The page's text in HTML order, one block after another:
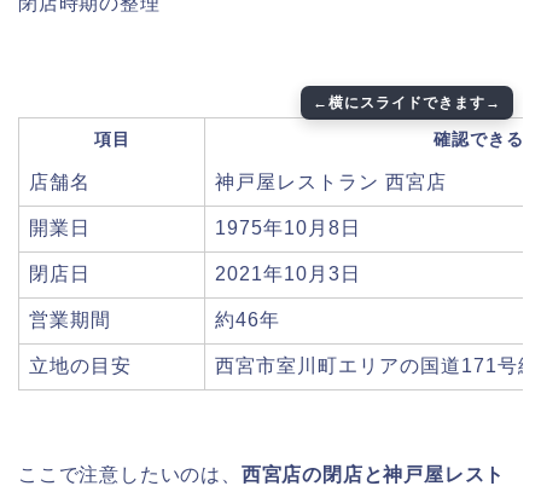
項目 確認できる
店舗名 神戸屋レストラン 西宮店
開業日 1975年10月8日
閉店日 2021年10月3日
営業期間 約46年
立地の目安 西宮市室川町エリアの国道171号
ここで注意したいのは、 西宮店の閉店と神戸屋レスト